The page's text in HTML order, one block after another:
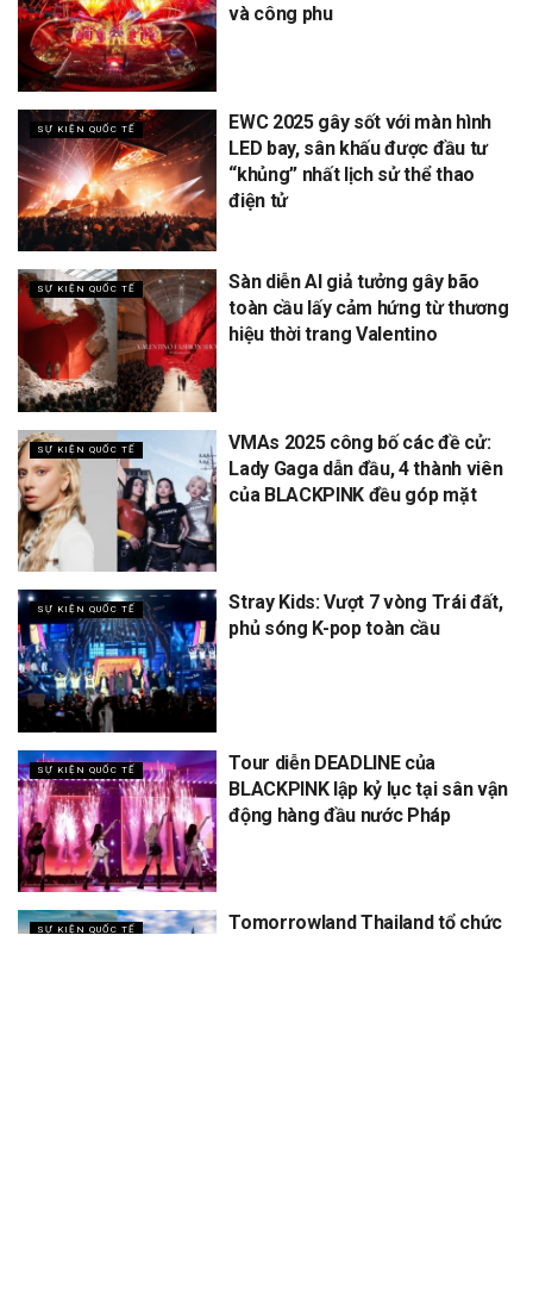
và công phu
SỰ KIỆN QUỐC TẾ
EWC 2025 gây sốt với màn hình
LED bay, sân khấu được đầu tư
“khủng” nhất lịch sử thể thao
điện tử
SỰ KIỆN QUỐC TẾ
Sàn diễn AI giả tưởng gây bão
toàn cầu lấy cảm hứng từ thương
hiệu thời trang Valentino
SỰ KIỆN QUỐC TẾ
VMAs 2025 công bố các đề cử:
Lady Gaga dẫn đầu, 4 thành viên
của BLACKPINK đều góp mặt
SỰ KIỆN QUỐC TẾ
Stray Kids: Vượt 7 vòng Trái đất,
phủ sóng K-pop toàn cầu
SỰ KIỆN QUỐC TẾ
Tour diễn DEADLINE của
BLACKPINK lập kỷ lục tại sân vận
động hàng đầu nước Pháp
SỰ KIỆN QUỐC TẾ
Tomorrowland Thailand tổ chức